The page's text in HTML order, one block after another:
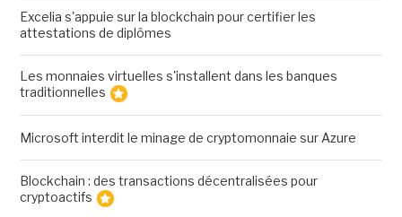
Excelia s'appuie sur la blockchain pour certifier les
attestations de diplômes
Les monnaies virtuelles s'installent dans les banques
traditionnelles
Microsoft interdit le minage de cryptomonnaie sur Azure
Blockchain : des transactions décentralisées pour
cryptoactifs